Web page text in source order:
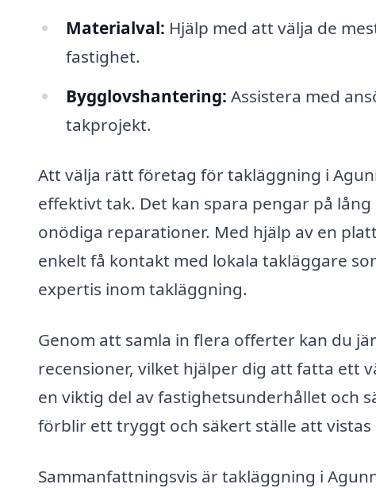
Materialval: Hjälp med att välja de
fastighet.
Bygglovshantering: Assistera med
takprojekt.
Att välja rätt företag för takläggning i
effektivt tak. Det kan spara pengar på
onödiga reparationer. Med hjälp av en
enkelt få kontakt med lokala takläggare
expertis inom takläggning.
Genom att samla in flera offerter kan du
recensioner, vilket hjälper dig att fatta ett
en viktig del av fastighetsunderhållet och
förblir ett tryggt och säkert ställe att vistas
Sammanfattningsvis är takläggning i